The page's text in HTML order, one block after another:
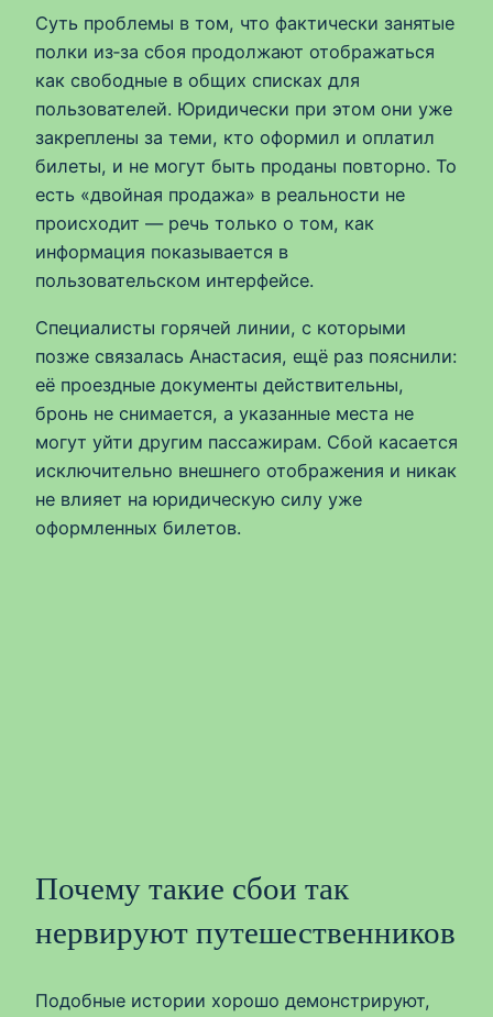
Суть проблемы в том, что фактически занятые
полки из‑за сбоя продолжают отображаться
как свободные в общих списках для
пользователей. Юридически при этом они уже
закреплены за теми, кто оформил и оплатил
билеты, и не могут быть проданы повторно. То
есть «двойная продажа» в реальности не
происходит — речь только о том, как
информация показывается в
пользовательском интерфейсе.
Специалисты горячей линии, с которыми
позже связалась Анастасия, ещё раз пояснили:
её проездные документы действительны,
бронь не снимается, а указанные места не
могут уйти другим пассажирам. Сбой касается
исключительно внешнего отображения и никак
не влияет на юридическую силу уже
оформленных билетов.
Почему такие сбои так
нервируют путешественников
Подобные истории хорошо демонстрируют,